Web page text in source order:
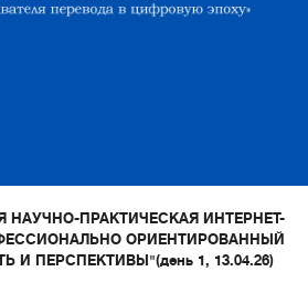
ПРАКТИЧЕСКАЯ ИНТЕРНЕТ-
ОРИЕНТИРОВАННЫЙ
И ПЕРСПЕКТИВЫ"(день 1, 13.04.26)